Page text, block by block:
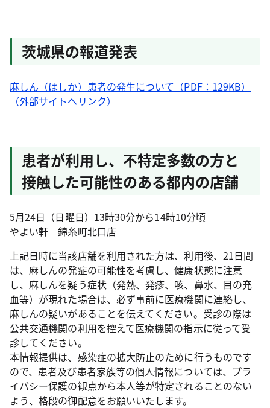
茨城県の報道発表
麻しん（はしか）患者の発生について（PDF：129KB）
（外部サイトへリンク）
患者が利用し、不特定多数の方と
接触した可能性のある都内の店舗
5月24日（日曜日）13時30分から14時10分頃
やよい軒 錦糸町北口店
上記日時に当該店舗を利用された方は、利用後、21日間
は、麻しんの発症の可能性を考慮し、健康状態に注意
し、麻しんを疑う症状（発熱、発疹、咳、鼻水、目の充
血等）が現れた場合は、必ず事前に医療機関に連絡し、
麻しんの疑いがあることを伝えてください。受診の際は
公共交通機関の利用を控えて医療機関の指示に従って受
診してください。
本情報提供は、感染症の拡大防止のために行うものです
ので、患者及び患者家族等の個人情報については、プラ
イバシー保護の観点から本人等が特定されることのない
よう、格段の御配意をお願いいたします。